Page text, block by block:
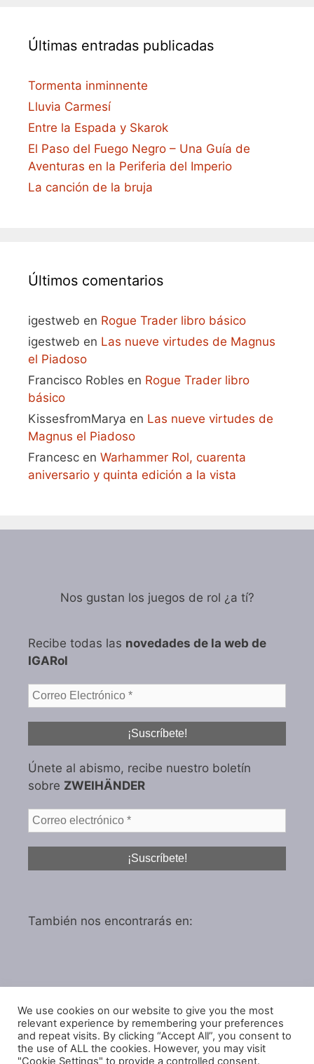
Últimas entradas publicadas
Tormenta inminnente
Lluvia Carmesí
Entre la Espada y Skarok
El Paso del Fuego Negro – Una Guía de
Aventuras en la Periferia del Imperio
La canción de la bruja
Últimos comentarios
igestweb en Rogue Trader libro básico
igestweb en Las nueve virtudes de Magnus
el Piadoso
Francisco Robles en Rogue Trader libro
básico
KissesfromMarya en Las nueve virtudes de
Magnus el Piadoso
Francesc en Warhammer Rol, cuarenta
aniversario y quinta edición a la vista
Nos gustan los juegos de rol ¿a tí?
Recibe todas las novedades de la web de
IGARol
Únete al abismo, recibe nuestro boletín
sobre ZWEIHÄNDER
También nos encontrarás en:
Política de privacidad
Política de cookies
We use cookies on our website to give you the most
relevant experience by remembering your preferences
and repeat visits. By clicking “Accept All”, you consent to
the use of ALL the cookies. However, you may visit
"Cookie Settings" to provide a controlled consent.